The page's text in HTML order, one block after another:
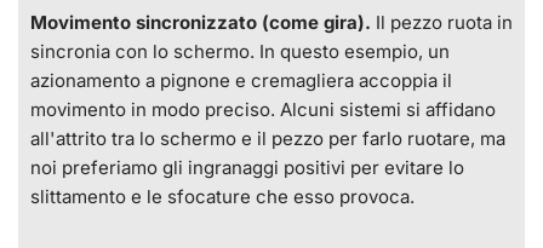
Movimento sincronizzato (come gira). Il pezzo ruota in
sincronia con lo schermo. In questo esempio, un
azionamento a pignone e cremagliera accoppia il
movimento in modo preciso. Alcuni sistemi si affidano
all'attrito tra lo schermo e il pezzo per farlo ruotare, ma
noi preferiamo gli ingranaggi positivi per evitare lo
slittamento e le sfocature che esso provoca.